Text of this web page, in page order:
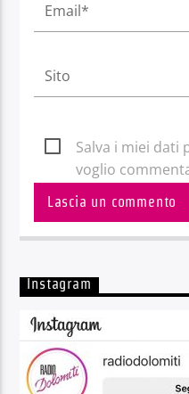
Salva i miei dati
voglio
Instagram